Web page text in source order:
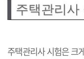
주택관리사
주택관리사 시험은 크